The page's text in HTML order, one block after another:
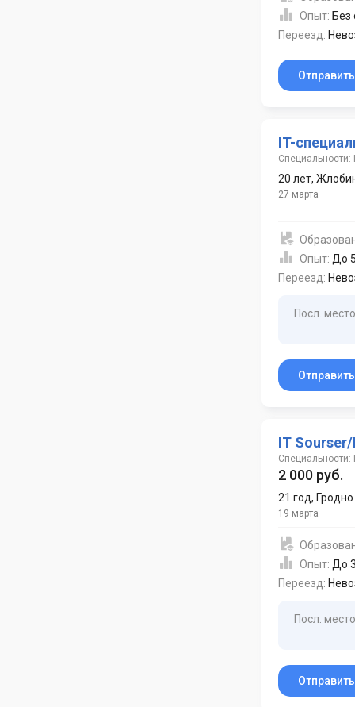
Опыт: Без
Переезд:
IT-
Специальности:
20 лет,
27 марта
Опыт: До
Переезд:
Посл.
IT
Специальности:
2 000 руб.
21 год, Гродно
19 марта
Опыт: До
Переезд:
Посл.